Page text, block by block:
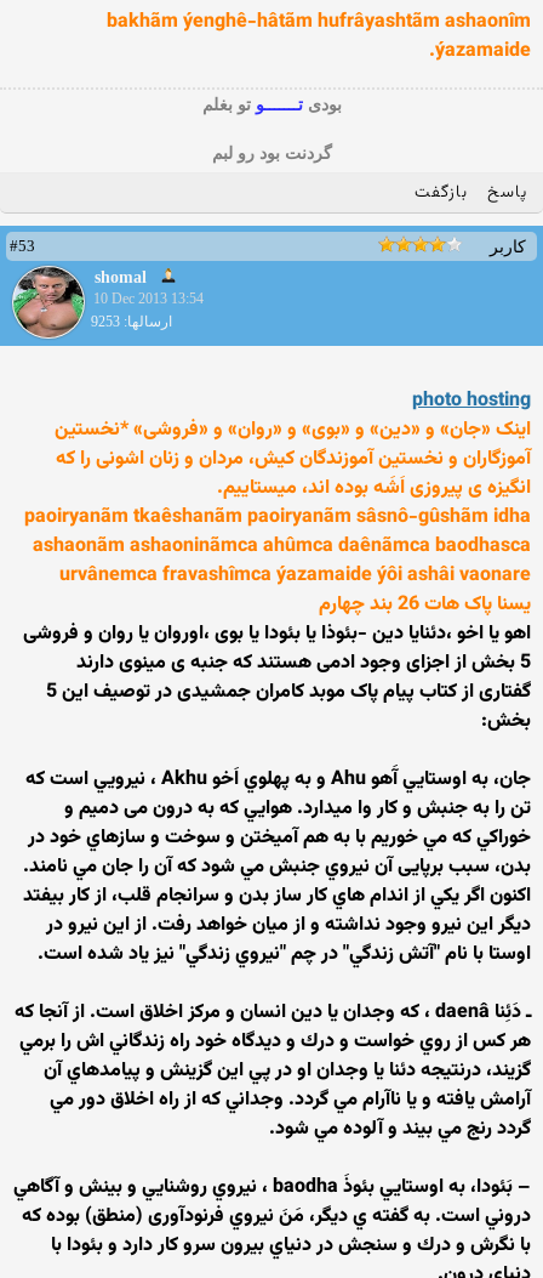
bakhãm ýenghê-hâtãm hufrâyashtãm ashaonîm
ýazamaide.
بودیتـــــــوتو بغلم
گردنت بود رو لبم
پاسخ بازگفت
کاربر
#53
shomal
10 Dec 2013 13:54
ارسالها: 9253
photo hosting
اینک «جان» و «دین» و «بوی» و «روان» و «فروشی» *نخستین
آموزگاران و نخستین آموزندگان کیش، مردان و زنان اشونی را که
انگیزه­ ی پیروزی اَشَه بوده­ اند، می­ستاییم.
paoiryanãm tkaêshanãm paoiryanãm sâsnô-gûshãm idha
ashaonãm ashaoninãmca ahûmca daênãmca baodhasca
urvânemca fravashîmca ýazamaide ýôi ashâi vaonare
یسنا پاک هات 26 بند چهارم
اهو یا اخو ،دئنایا دین -بئوذا یا بئودا یا بوی ،اوروان یا روان و فروشی
5 بخش از اجزای وجود ادمی هستند که جنبه ی مینوی دارند
گفتاری از کتاب پیام پاک موبد کامران جمشیدی در توصیف این 5
بخش:
جان، به اوستايي آَهو Ahu و به پهلوي اَخو Akhu ، نيرويي است كه
تن را به جنبش و كار وا ميدارد. هوايي كه به درون می دمیم و
خوراكي كه مي خوريم با به هم آمیختن و سوخت و سازهاي خود در
بدن، سبب برپایی آن نيروي جنبش مي شود كه آن را جان مي نامند.
اكنون اگر يكي از اندام هاي كار ساز بدن و سرانجام قلب، از كار بيفتد
ديگر اين نيرو وجود نداشته و از ميان خواهد رفت. از اين نيرو در
اوستا با نام "آتش زندگي" در چم "نيروي زندگي" نيز ياد شده است.
ـ دَئِنا daenâ ، كه وجدان يا دين انسان و مركز اخلاق است. از آنجا كه
هر كس از روي خواست و درك و ديدگاه خود راه زندگاني اش را برمي
گزيند، درنتيجه دئنا يا وجدان او در پي اين گزينش و پيامدهاي آن
آرامش يافته و يا ناآرام مي گردد. وجداني كه از راه اخلاق دور مي
گردد رنج مي بيند و آلوده مي شود.
– بَئودا، به اوستايي بئوذَ baodha ، نيروي روشنايي و بينش و آگاهي
دروني است. به گفته ي ديگر، مَنَ نيروي فرنودآوری (منطق) بوده كه
با نگرش و درك و سنجش در دنياي بيرون سرو كار دارد و بئودا با